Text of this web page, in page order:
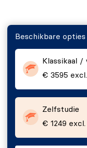
Module 11-
Module 12-
Module 14-
Management
Module 15-
Beschikbare
Klassikaal /
€ 3595
Zelfstudie
€ 1249